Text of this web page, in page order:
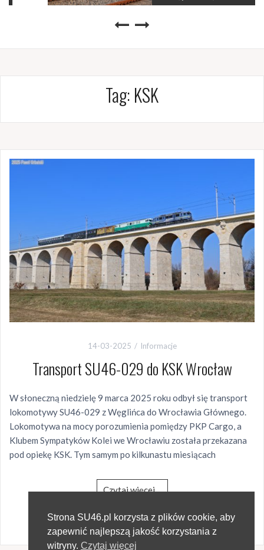
Tag: KSK
14-03-2025 Informacje
Transport SU46-029 do KSK Wrocław
W słoneczną niedzielę 9 marca 2025 roku odbył się transport
lokomotywy SU46-029 z Węglińca do Wrocławia Głównego.
Lokomotywa na mocy porozumienia pomiędzy PKP Cargo, a
Klubem Sympatyków Kolei we Wrocławiu została przekazana
pod opiekę KSK. Tym samym po kilkunastu miesiącach
Czytaj więcej…
389 wyświetlenia
Strona SU46.pl korzysta z plików cookie, aby
zapewnić najlepszą jakość korzystania z
witryny. Czytaj więcej